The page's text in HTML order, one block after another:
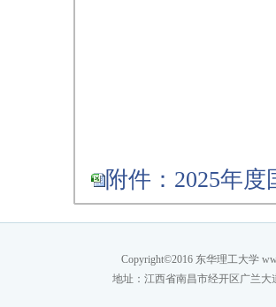
附件：2025年
Copyright©2016 东华理工大学
地址：江西省南昌市经开区广兰大